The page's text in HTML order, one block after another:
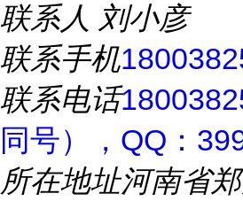
联系人 刘小彦
联系手机
联系电话
同号），QQ：
所在地址河南省